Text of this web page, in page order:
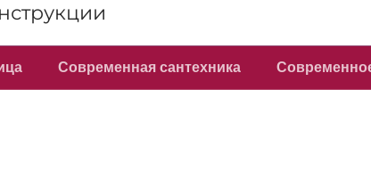
Современная сантехника